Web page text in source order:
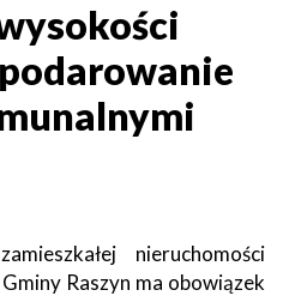
nieruchomości
Raszyn ma obowiązek